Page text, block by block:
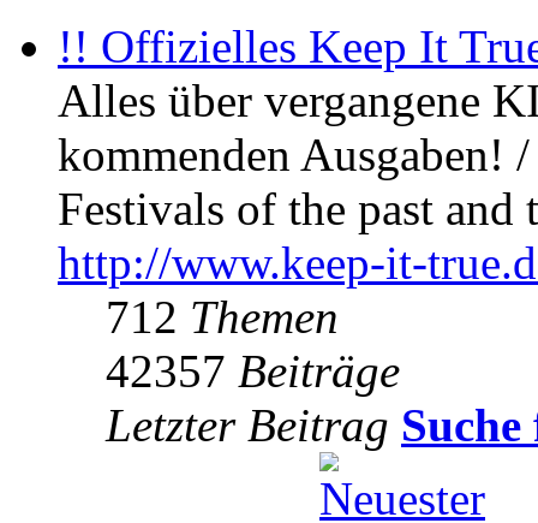
!! Offizielles Keep It
Alles über vergangene
kommenden Ausgaben!
Festivals of the past
http://www.keep-it-
712 Themen
42357 Beiträge
Letzter Beitrag